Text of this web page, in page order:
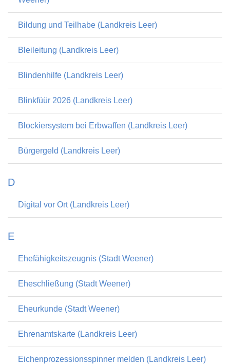
Bildung und Teilhabe (Landkreis Leer)
Bleileitung (Landkreis Leer)
Blindenhilfe (Landkreis Leer)
Blinkfüür 2026 (Landkreis Leer)
Blockiersystem bei Erbwaffen (Landkreis Leer)
Bürgergeld (Landkreis Leer)
D
Digital vor Ort (Landkreis Leer)
E
Ehefähigkeitszeugnis (Stadt Weener)
Eheschließung (Stadt Weener)
Eheurkunde (Stadt Weener)
Ehrenamtskarte (Landkreis Leer)
Eichenprozessionsspinner melden (Landkreis Leer)